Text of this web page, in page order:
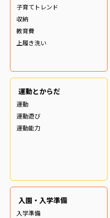
子育てトレンド
収納
教育費
上履き洗い
運動とからだ
運動
運動遊び
運動能力
入園・入学準備
入学準備